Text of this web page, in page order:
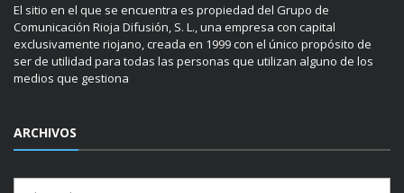
El sitio en el que se encuentra es propiedad del Grupo de
Comunicación Rioja Difusión, S. L., una empresa con capital
exclusivamente riojano, creada en 1999 con el único propósito de
ser de utilidad para todas las personas que utilizan alguno de los
medios que gestiona
ARCHIVOS